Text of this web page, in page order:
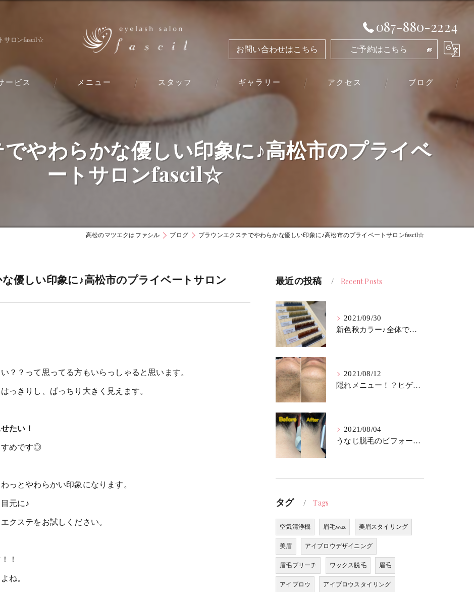
サロンfascil☆
087-880-2224
お問い合わせはこちら ご予約はこちら
ービス メニュー スタッフ ギャラリー アクセス ブログ
やわらかな優しい印象に♪高松市のプライベ
ートサロンfascil☆
高松のマツエクはファシル ブログ ブラウンエクステでやわらかな優しい印象に♪高松市のプライベートサロンfascil☆
優しい印象に♪高松市のプライベートサロン
？？って思ってる方もいらっしゃると思います。
っきりし、ぱっちり大きく見えます。
たい！
すめです◎
っとやわらかい印象になります。
元に♪
クステをお試しください。
！
ね。
最近の投稿 Recent Posts
2021/09/30
新色秋カラー♪全体でもアクセントでも最適！！高松市のプライベートサロンfascil☆
2021/08/12
隠れメニュー！？ヒゲ脱毛！！高松市のプライベートサロンfascil☆
2021/08/04
うなじ脱毛のビフォーアフター^ ^ 高松市のプライベートサロンfascil☆
タグ Tags
空気清浄機 眉毛wax 美眉スタイリング
美眉 アイブロウデザイニング
眉毛ブリーチ ワックス脱毛 眉毛
アイブロウ アイブロウスタイリング